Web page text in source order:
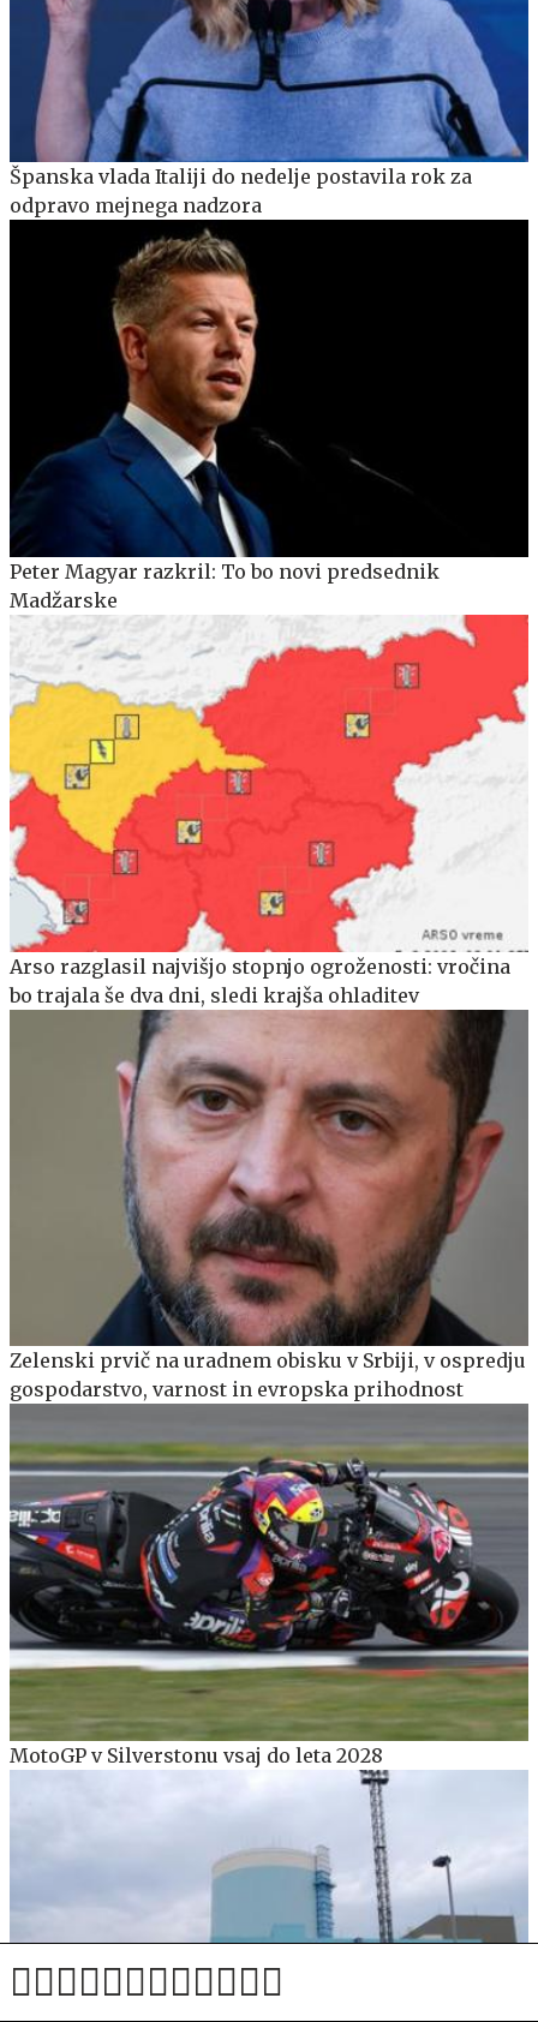
Španska vlada Italiji do nedelje postavila rok za
odpravo mejnega nadzora
Peter Magyar razkril: To bo novi predsednik
Madžarske
Arso razglasil najvišjo stopnjo ogroženosti: vročina
bo trajala še dva dni, sledi krajša ohladitev
Zelenski prvič na uradnem obisku v Srbiji, v ospredju
gospodarstvo, varnost in evropska prihodnost
MotoGP v Silverstonu vsaj do leta 2028